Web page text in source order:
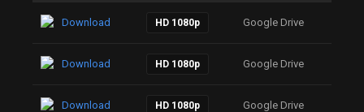
Download HD 1080p Google Drive
Download HD 1080p Google Drive
Download HD 1080p Google Drive